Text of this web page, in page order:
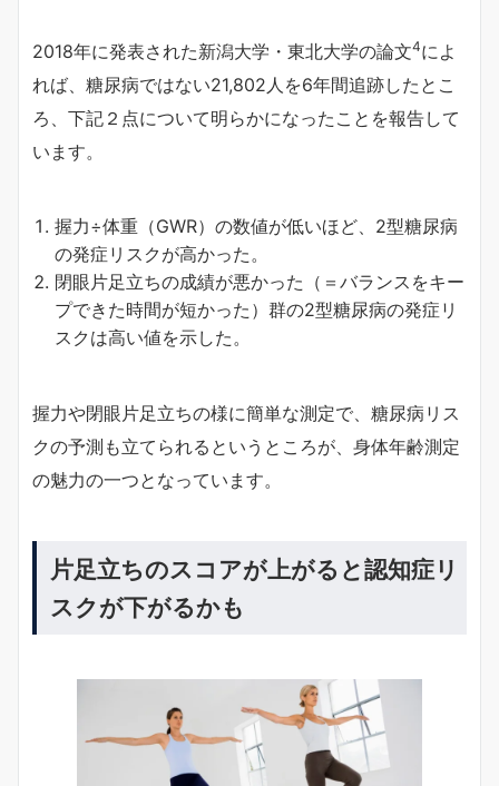
2018年に発表された新潟大学・東北大学の論文4によ
れば、糖尿病ではない21,802人を6年間追跡したとこ
ろ、下記２点について明らかになったことを報告して
います。
握力÷体重（GWR）の数値が低いほど、2型糖尿病
の発症リスクが高かった。
閉眼片足立ちの成績が悪かった（＝バランスをキー
プできた時間が短かった）群の2型糖尿病の発症リ
スクは高い値を示した。
握力や閉眼片足立ちの様に簡単な測定で、糖尿病リス
クの予測も立てられるというところが、身体年齢測定
の魅力の一つとなっています。
片足立ちのスコアが上がると認知症リ
スクが下がるかも